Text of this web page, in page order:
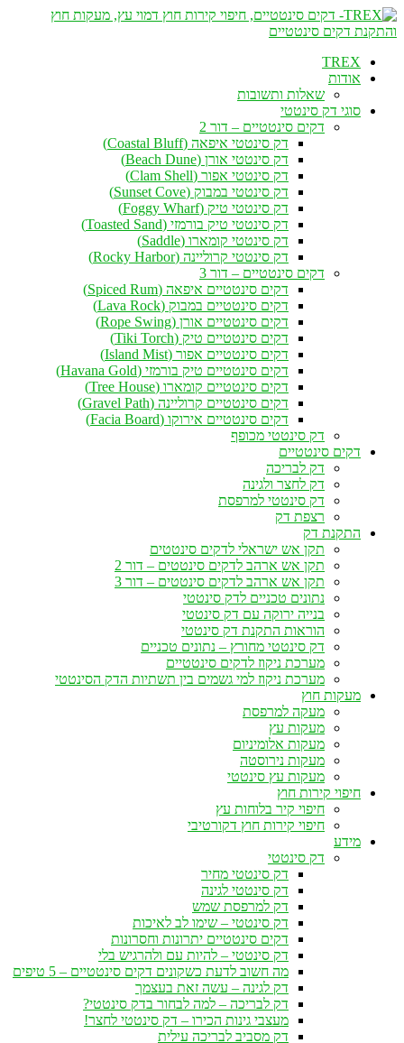
TREX
אודות
שאלות ותשובות
סוגי דק סינטטי
דקים סינטטיים – דור 2
דק סינטטי איפאה (Coastal Bluff)
דק סינטטי אורן (Beach Dune)
דק סינטטי אפור (Clam Shell)
דק סינטטי במבוק (Sunset Cove)
דק סינטטי טיק (Foggy Wharf)
דק סינטטי טיק בורמזי (Toasted Sand)
דק סינטטי קומארו (Saddle)
דק סינטטי קרוליינה (Rocky Harbor)
דקים סינטטיים – דור 3
דקים סינטטיים איפאה (Spiced Rum)
דקים סינטטיים במבוק (Lava Rock)
דקים סינטטיים אורן (Rope Swing)
דקים סינטטיים טיק (Tiki Torch)
דקים סינטטיים אפור (Island Mist)
דקים סינטטיים טיק בורמזי (Havana Gold)
דקים סינטטיים קומארו (Tree House)
דקים סינטטיים קרוליינה (Gravel Path)
דקים סינטטיים אירוקו (Facia Board)
דק סינטטי מכופף
דקים סינטטיים
דק לבריכה
דק לחצר ולגינה
דק סינטטי למרפסת
רצפת דק
התקנת דק
תקן אש ישראלי לדקים סינטטים
תקן אש ארהב לדקים סינטטים – דור 2
תקן אש ארהב לדקים סינטטים – דור 3
נתונים טכניים לדק סינטטי
בנייה ירוקה עם דק סינטטי
הוראות התקנת דק סינטטי
דק סינטטי מחורץ – נתונים טכניים
מערכת ניקוז לדקים סינטטיים
מערכת ניקוז למי גשמים בין תשתיות הדק הסינטטי
מעקות חוץ
מעקה למרפסת
מעקות עץ
מעקות אלומיניום
מעקות נירוסטה
מעקות עץ סינטטי
חיפוי קירות חוץ
חיפוי קיר בלוחות עץ
חיפוי קירות חוץ דקורטיבי
מידע
דק סינטטי
דק סינטטי מחיר
דק סינטטי לגינה
דק למרפסת שמש
דק סינטטי – שימו לב לאיכות
דקים סינטטיים יתרונות וחסרונות
דק סינטטי – להיות עם ולהרגיש בלי
מה חשוב לדעת כשקונים דקים סינטטיים – 5 טיפים
דק לגינה – עשה זאת בעצמך
דק לבריכה – למה לבחור בדק סינטטי?
מעצבי גינות הכירו – דק סינטטי לחצר!
דק מסביב לבריכה עילית